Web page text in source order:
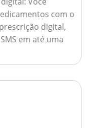
com o
digital,
em até uma